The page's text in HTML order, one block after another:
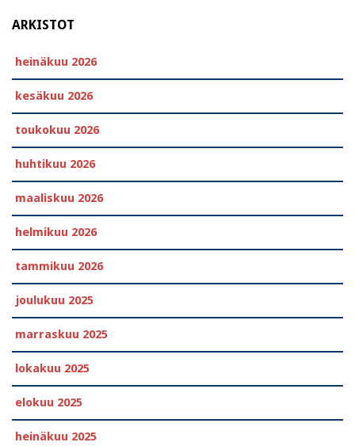
ARKISTOT
heinäkuu 2026
kesäkuu 2026
toukokuu 2026
huhtikuu 2026
maaliskuu 2026
helmikuu 2026
tammikuu 2026
joulukuu 2025
marraskuu 2025
lokakuu 2025
elokuu 2025
heinäkuu 2025